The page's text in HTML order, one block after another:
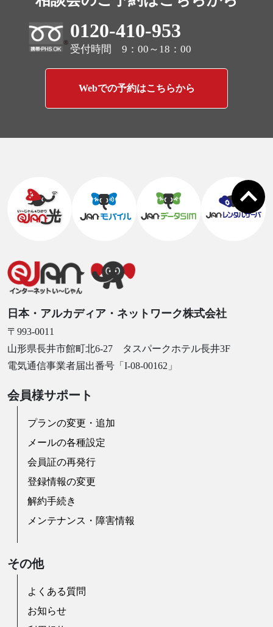
0120-410-953
受付時間 9：00～18：00
Webでの予約はこちらから
日本・アルカディア・ネットワーク株式会社
〒993-0011
山形県長井市館町北6-27 タスパークホテル長井3F
電気通信事業者届出番号「I-08-00162」
会員様サポート
プランの変更・追加
メールの各種設定
会員証の再発行
登録情報の変更
解約手続き
メンテナンス・障害情報
その他
よくある質問
お知らせ